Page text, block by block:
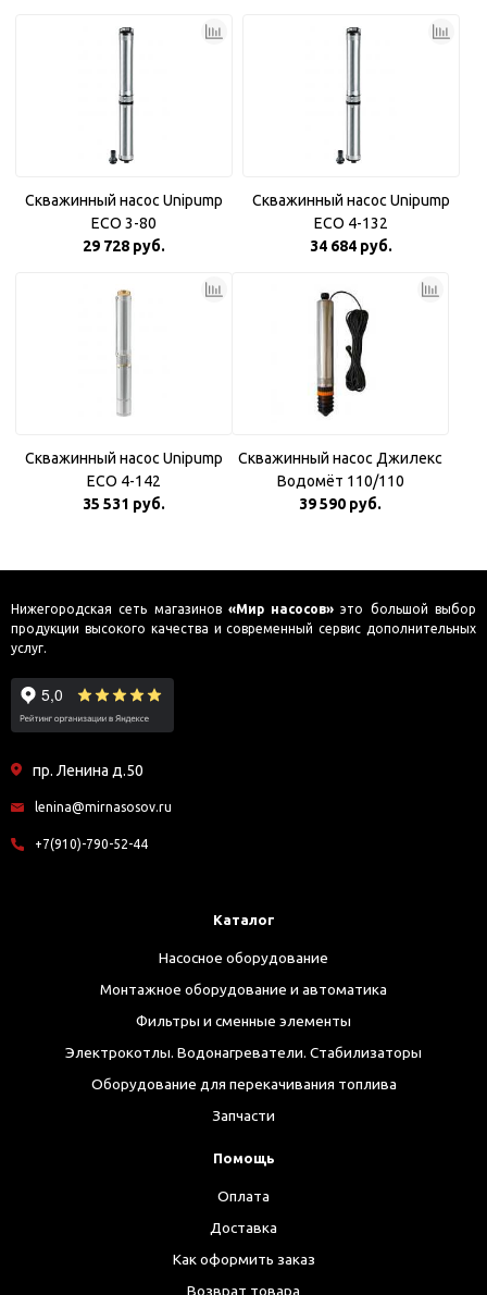
Скважинный насос Unipump
ECO 3-80
29 728 руб.
Скважинный насос Unipump
ECO 4-132
34 684 руб.
Скважинный насос Unipump
ECO 4-142
35 531 руб.
Скважинный насос Джилекс
Водомёт 110/110
39 590 руб.
Нижегородская сеть магазинов «Мир насосов» это большой выбор
продукции высокого качества и современный сервис дополнительных
услуг.
пр. Ленина д.50
lenina@mirnasosov.ru
+7(910)-790-52-44
Каталог
Насосное оборудование
Монтажное оборудование и автоматика
Фильтры и сменные элементы
Электрокотлы. Водонагреватели. Стабилизаторы
Оборудование для перекачивания топлива
Запчасти
Помощь
Оплата
Доставка
Как оформить заказ
Возврат товара